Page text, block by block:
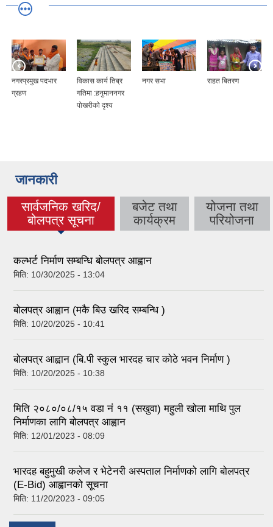
नगरप्रमुख पदभार
ग्रहण
विकास कार्य तिब्र
गतिमा :हनुमाननगर
पोखरीको दृश्य
नगर सभा राहत बितरण
जानकारी
सार्वजनिक खरिद/
बोलपत्र सूचना
(active tab)
बजेट तथा
कार्यक्रम
योजना तथा
परियोजना
कल्भर्ट निर्माण सम्बन्धि बोलपत्र आह्वान
मिति: 10/30/2025 - 13:04
बोलपत्र आह्वान (मकै बिउ खरिद सम्बन्धि )
मिति: 10/20/2025 - 10:41
बोलपत्र आह्वान (बि.पी स्कुल भारदह चार कोठे भवन निर्माण )
मिति: 10/20/2025 - 10:38
मिति २०८०/०८/१५ वडा नं ११ (सखुवा) महुली खोला माथि पुल
निर्माणका लागि बोलपत्र आह्वान
मिति: 12/01/2023 - 08:09
भारदह बहुमुखी कलेज र भेटेनरी अस्पताल निर्माणको लागि बोलपत्र
(E-Bid) आह्वानको सूचना
मिति: 11/20/2023 - 09:05